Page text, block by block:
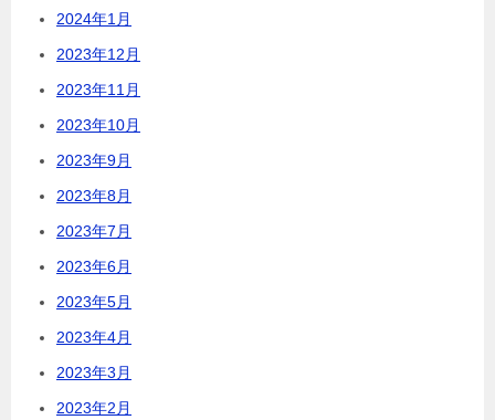
2024年1月
2023年12月
2023年11月
2023年10月
2023年9月
2023年8月
2023年7月
2023年6月
2023年5月
2023年4月
2023年3月
2023年2月